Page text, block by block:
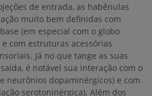
de entrada, as habênulas
muito bem definidas com
(em especial com o globo
com estruturas acessórias
Já no que tange as suas
é notável sua interação com o
neurônios dopaminérgicos) e com
serotoninérgica). Além dos